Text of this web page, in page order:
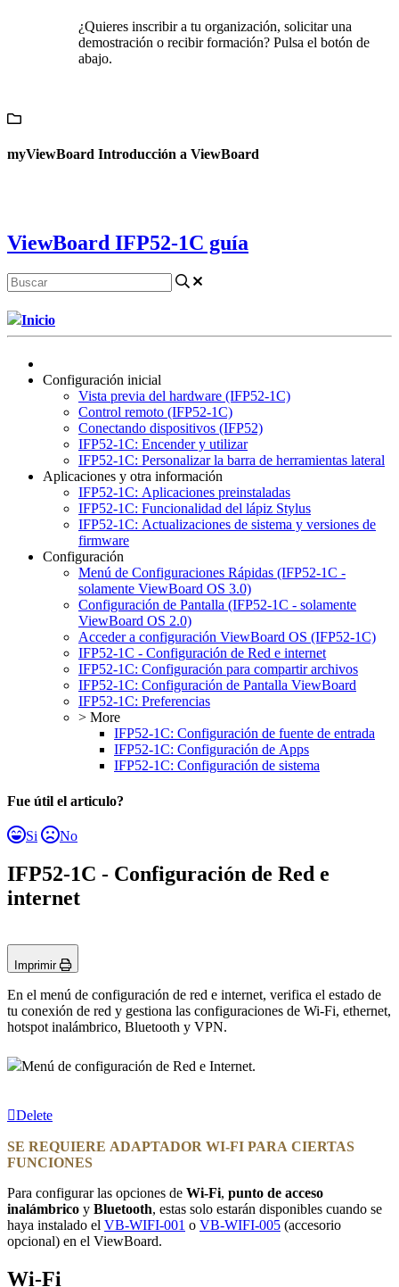
¿Quieres inscribir a tu organización, solicitar una
demostración o recibir formación? Pulsa el botón de
abajo.
myViewBoard Introducción a ViewBoard
ViewBoard IFP52-1C guía
Inicio
Configuración inicial
Vista previa del hardware (IFP52-1C)
Control remoto (IFP52-1C)
Conectando dispositivos (IFP52)
IFP52-1C: Encender y utilizar
IFP52-1C: Personalizar la barra de herramientas lateral
Aplicaciones y otra información
IFP52-1C: Aplicaciones preinstaladas
IFP52-1C: Funcionalidad del lápiz Stylus
IFP52-1C: Actualizaciones de sistema y versiones de
firmware
Configuración
Menú de Configuraciones Rápidas (IFP52-1C -
solamente ViewBoard OS 3.0)
Configuración de Pantalla (IFP52-1C - solamente
ViewBoard OS 2.0)
Acceder a configuración ViewBoard OS (IFP52-1C)
IFP52-1C - Configuración de Red e internet
IFP52-1C: Configuración para compartir archivos
IFP52-1C: Configuración de Pantalla ViewBoard
IFP52-1C: Preferencias
> More
IFP52-1C: Configuración de fuente de entrada
IFP52-1C: Configuración de Apps
IFP52-1C: Configuración de sistema
Fue útil el articulo?
Si No
IFP52-1C - Configuración de Red e
internet
Imprimir
En el menú de configuración de red e internet, verifica el estado de
tu conexión de red y gestiona las configuraciones de Wi-Fi, ethernet,
hotspot inalámbrico, Bluetooth y VPN.
Menú de configuración de Red e Internet.
Delete
SE REQUIERE ADAPTADOR WI-FI PARA CIERTAS
FUNCIONES
Para configurar las opciones de Wi-Fi, punto de acceso
inalámbrico y Bluetooth, estas solo estarán disponibles cuando se
haya instalado el VB-WIFI-001 o VB-WIFI-005 (accesorio
opcional) en el ViewBoard.
Wi-Fi